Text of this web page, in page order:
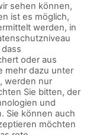
AGB KONTAKT
21107 Hamburg